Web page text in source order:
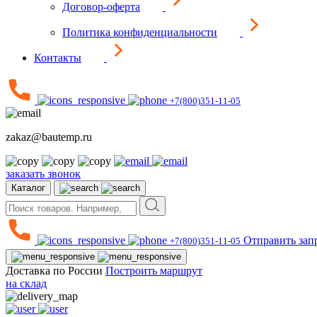
Договор-оферта
Политика конфиденциальности
Контакты
+7(800)351-11-05
zakaz@bautemp.ru
заказать звонок
Каталог
+7(800)351-11-05 Отправить
Доставка по России Построить маршрут
на склад